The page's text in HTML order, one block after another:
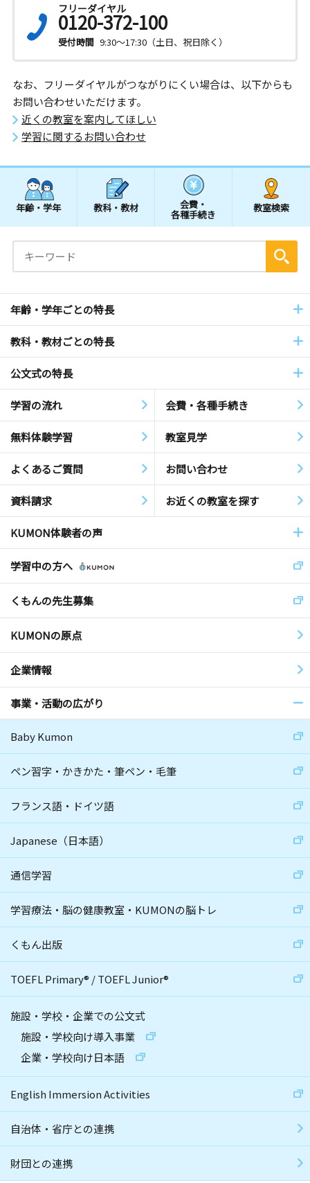
フリーダイヤル
0120-372-100
受付時間 9:30～17:30（土日、祝日除く）
なお、フリーダイヤルがつながりにくい場合は、以下からも
お問い合わせいただけます。
近くの教室を案内してほしい
学習に関するお問い合わせ
年齢・学年 教科・教材 会費・
各種手続き
教室検索
年齢・学年ごとの特長
教科・教材ごとの特長
公文式の特長
学習の流れ 会費・各種手続き
無料体験学習 教室見学
よくあるご質問 お問い合わせ
資料請求 お近くの教室を探す
KUMON体験者の声
学習中の方へ
くもんの先生募集
KUMONの原点
企業情報
事業・活動の広がり
Baby Kumon
ペン習字・かきかた・筆ペン・毛筆
フランス語・ドイツ語
Japanese（日本語）
通信学習
学習療法・脳の健康教室・KUMONの脳トレ
くもん出版
TOEFL Primary® /TOEFL Junior®
施設・学校・企業での公文式
施設・学校向け導入事業
企業・学校向け日本語
English Immersion Activities
自治体・省庁との連携
財団との連携